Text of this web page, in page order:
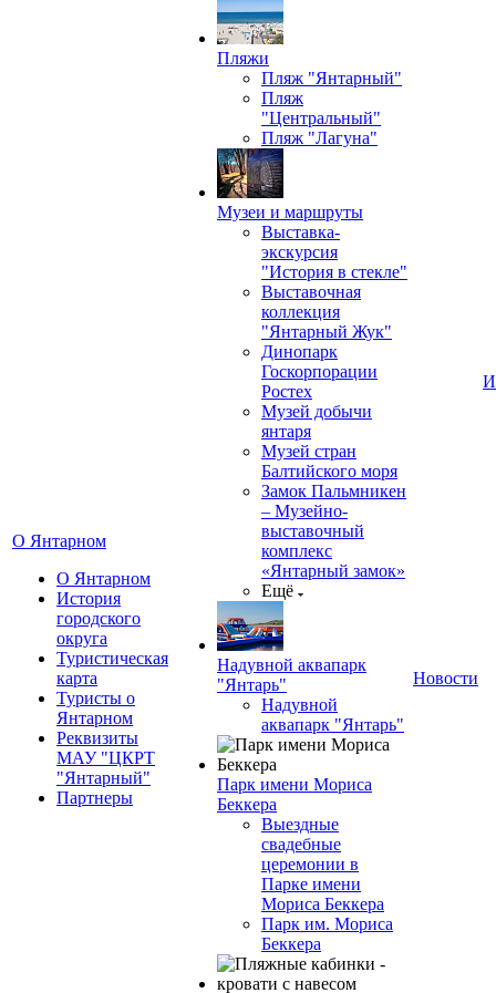
О Янтарном
О Янтарном
История
городского
округа
Туристическая
карта
Туристы о
Янтарном
Реквизиты
МАУ "ЦКРТ
"Янтарный"
Партнеры
Пляжи
Пляж "Янтарный"
Пляж
"Центральный"
Пляж "Лагуна"
Музеи и маршруты
Выставка-
экскурсия
"История в стекле"
Выставочная
коллекция
"Янтарный Жук"
Динопарк
Госкорпорации
Ростех
Музей добычи
янтаря
Музей стран
Балтийского моря
Замок Пальмникен
– Музейно-
выставочный
комплекс
«Янтарный замок»
Ещё
Надувной аквапарк
"Янтарь"
Надувной
аквапарк "Янтарь"
Парк имени Мориса
Беккера
Выездные
свадебные
церемонии в
Парке имени
Мориса Беккера
Парк им. Мориса
Беккера
Новости